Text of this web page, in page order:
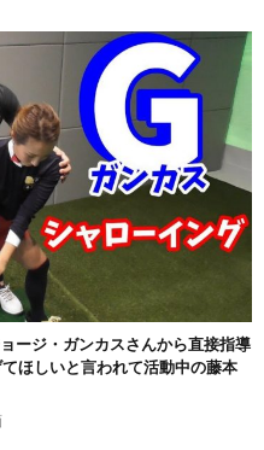
ージ・ガンカスさんから直接指導
ほしいと言われて活動中の藤本